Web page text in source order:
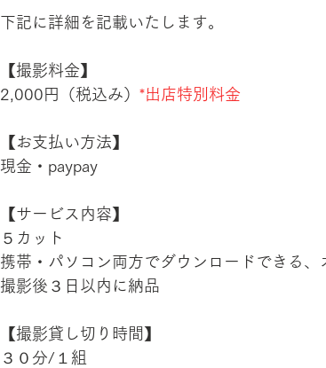
下記に詳細を記載いたします。
【撮影料金】
2,000円（税込み） *出店特別料金
【お支払い方法】
現金・paypay
【サービス内容】
５カット
携帯・パソコン両方でダウンロードできる
撮影後３日以内に納品
【撮影貸し切り時間】
３０分/１組